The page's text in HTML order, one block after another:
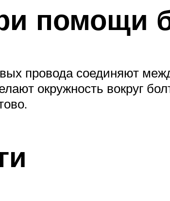
помощи
провода соединяют
окружность вокруг